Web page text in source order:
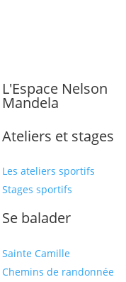
L'Espace Nelson
Mandela
Ateliers et stages
Les ateliers sportifs
Stages sportifs
Se balader
Sainte Camille
Chemins de randonnée